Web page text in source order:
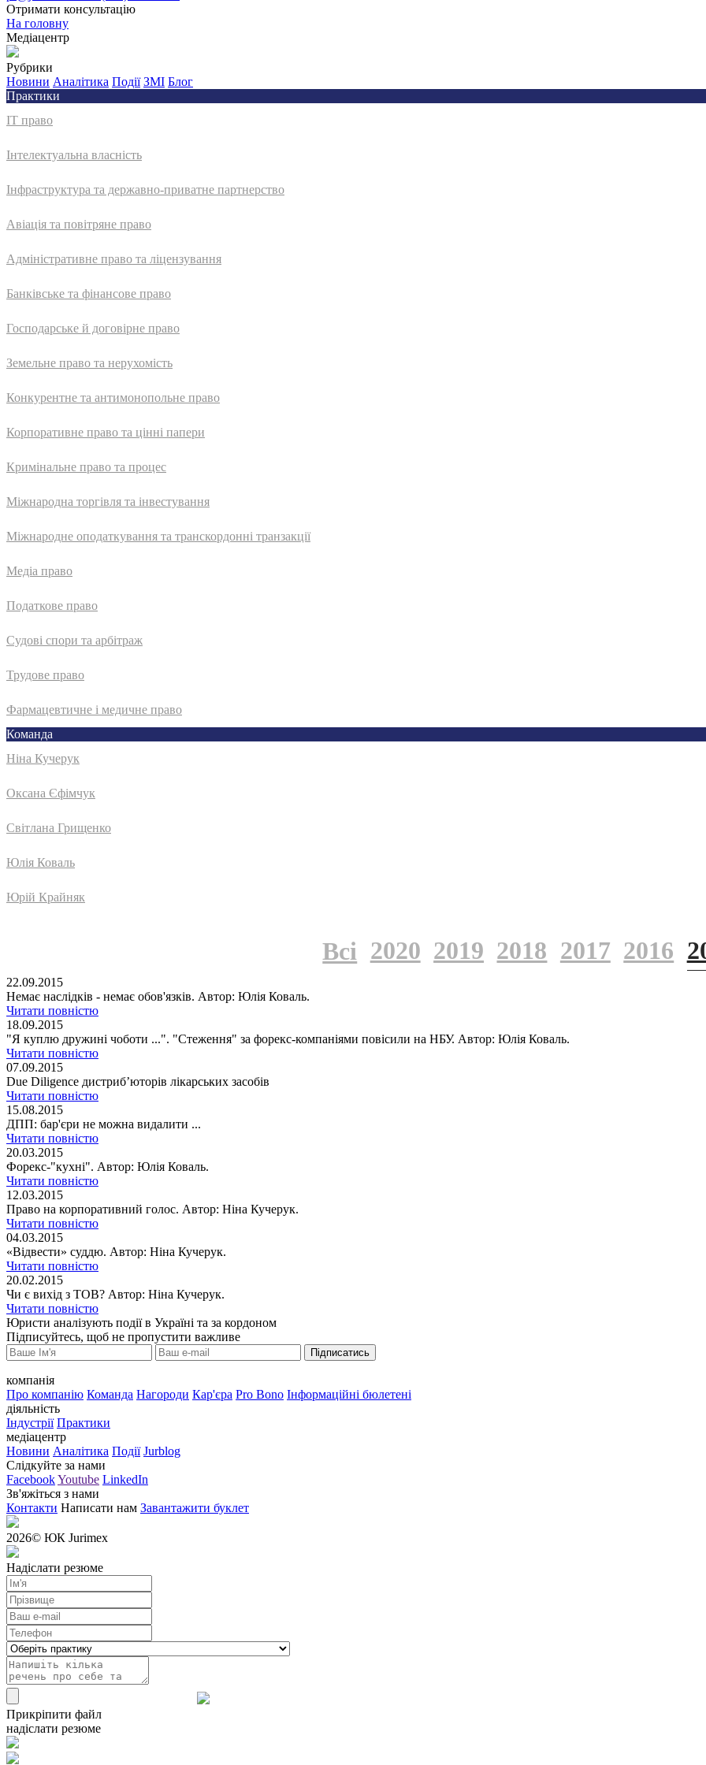
Отримати консультацію
На головну
Медіацентр
Рубрики
Новини Аналітика Події ЗМІ Блог
Практики
IT право
Інтелектуальна власність
Інфраструктура та державно-приватне партнерство
Авіація та повітряне право
Адмiнiстративне право та лiцензування
Банківське та фінансове право
Господарське й договірне право
Земельне право та нерухомість
Конкурентне та антимонопольне право
Корпоративне право та цінні папери
Кримінальне право та процес
Міжнародна торгівля та інвестування
Міжнародне оподаткування та транскордонні транзакції
Медіа право
Податкове право
Судові спори та арбітраж
Трудове право
Фармацевтичне і медичне право
Команда
Ніна Кучерук
Оксана Єфімчук
Світлана Грищенко
Юлія Коваль
Юрій Крайняк
Всі 2016
2017
2018
2019
2020
22.09.2015
Немає наслідків - немає обов'язків. Автор: Юлія Коваль.
Читати повністю
18.09.2015
"Я куплю дружині чоботи ...". "Стеження" за форекс-компаніями повісили на НБУ. Автор: Юлія Коваль.
Читати повністю
07.09.2015
Due Diligence дистриб’юторів лікарських засобів
Читати повністю
15.08.2015
ДПП: бар'єри не можна видалити ...
Читати повністю
20.03.2015
Форекс-"кухні". Автор: Юлія Коваль.
Читати повністю
12.03.2015
Право на корпоративний голос. Автор: Ніна Кучерук.
Читати повністю
04.03.2015
«Відвести» суддю. Автор: Ніна Кучерук.
Читати повністю
20.02.2015
Чи є вихід з ТОВ? Автор: Ніна Кучерук.
Читати повністю
Юристи аналізують події в Україні та за кордоном
Підписуйтесь, щоб не пропустити важливе
Підписатись
компанія
Про компанію Команда Нагороди Кар'єра Pro Bono Інформаційні бюлетені
діяльність
Індустрії Практики
медіацентр
Новини Аналітика Події Jurblog
Слідкуйте за нами
FacebookYoutube LinkedIn
Зв'яжіться з нами
Контакти Написати нам Завантажити буклет
2026© ЮК Jurimex
Надіслати резюме
Прикріпити файл
надіслати резюме